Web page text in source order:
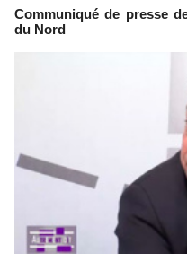
Communiqué de presse
du Nord